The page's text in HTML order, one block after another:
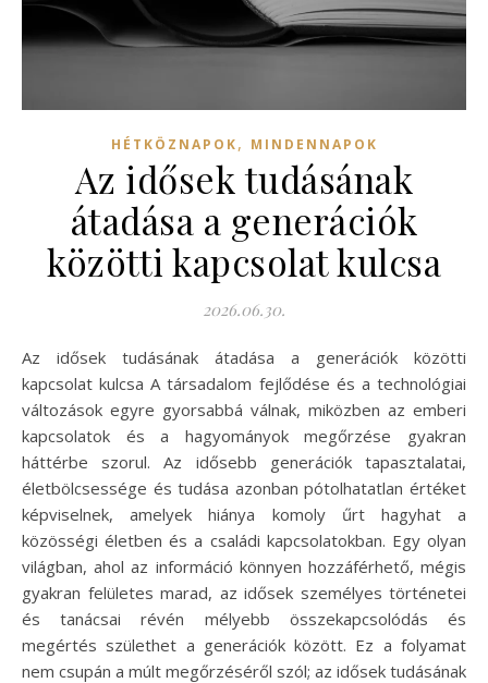
HÉTKÖZNAPOK, MINDENNAPOK
Az idősek tudásának
átadása a generációk
közötti kapcsolat kulcsa
2026.06.30.
Az idősek tudásának átadása a generációk közötti
kapcsolat kulcsa A társadalom fejlődése és a technológiai
változások egyre gyorsabbá válnak, miközben az emberi
kapcsolatok és a hagyományok megőrzése gyakran
háttérbe szorul. Az idősebb generációk tapasztalatai,
életbölcsessége és tudása azonban pótolhatatlan értéket
képviselnek, amelyek hiánya komoly űrt hagyhat a
közösségi életben és a családi kapcsolatokban. Egy olyan
világban, ahol az információ könnyen hozzáférhető, mégis
gyakran felületes marad, az idősek személyes történetei
és tanácsai révén mélyebb összekapcsolódás és
megértés születhet a generációk között. Ez a folyamat
nem csupán a múlt megőrzéséről szól; az idősek tudásának